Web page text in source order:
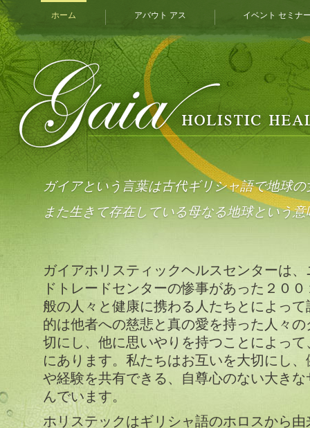
ホーム アバウト アス イベント セミナ
ガイアという言葉は古代ギリシャ語で地球
また生きて存在している母なる地球という意
ガイアホリスティックヘルスセンターは
ドトレードセンターの惨事があった２０
般の人々と健康に携わる人たちとによっ
的は他者への慈悲と真の愛を持った人々
切にし、他に思いやりを持つことによっ
にあります。私たちはお互いを大切にし
や経験を共有できる、自尊心のない大き
んでいます。
ホリステックはギリシャ語のホロスから